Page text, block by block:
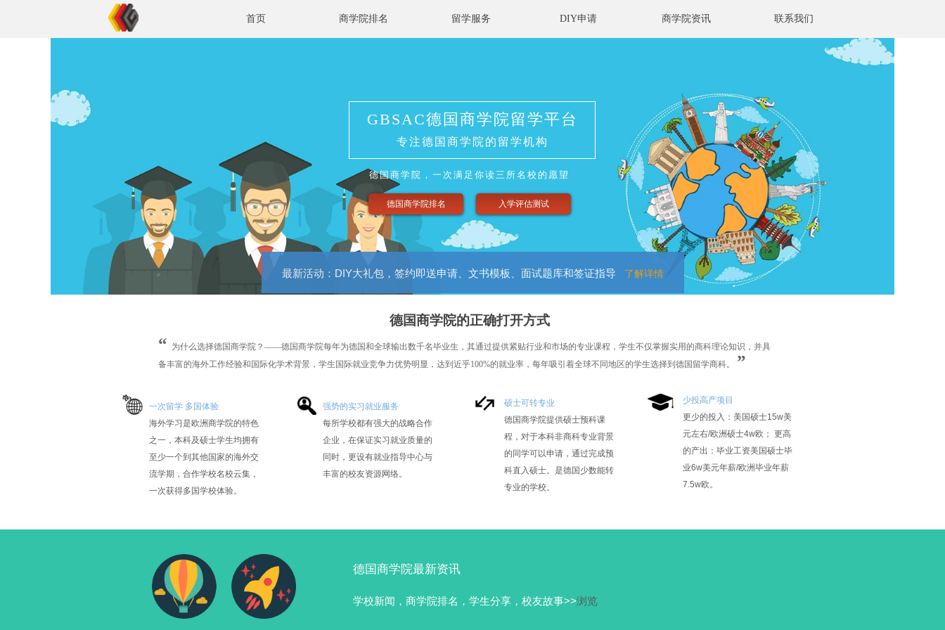
首页 商学院排名 留学服务 DIY申请 商学院资讯 联系我们
GBSAC德国商学院留学平台
专注德国商学院的留学机构
德国商学院， 一次满足你读三所名校的愿望
德国商学院排名 入学评估测试
最新活动：DIY大礼包，签约即送申请、文书模板、面试题库和签证指导 了解详情
德国商学院的正确打开方式
“ 为什么选择德国商学院？ ​——德国商学院每年为德国和全球输出数千名毕业生，其通过提供紧贴行业和市场的专业课程，学生不仅掌握实用的商科理论知识，并具
备丰富的海外工作经验和国际化学术背景，学生国际就业竞争力优势明显，达到近乎100%的就业率，每年吸引着全球不同地区的学生选择到德国留学商科。 ”
少投高产项目
更少的投入：美国硕士15w美
元左右/欧洲硕士4w欧； 更高
的产出：毕业工资美国硕士毕
业6w美元年薪/欧洲毕业年薪
7.5w欧。
硕士可转专业
德国商学院提供硕士预科课
程，对于本科非商科专业背景
的同学可以申请，通过完成预
科直入硕士。是德国少数能转
专业的学校。
强势的实习就业服务
每所学校都有强大的战略合作
企业，在保证实习就业质量的
同时，更设有就业指导中心与
丰富的校友资源网络。
一次留学 多国体验
海外学习是欧洲商学院的特色
之一，本科及硕士学生均拥有
至少一个到其他国家的海外交
流学期，合作学校名校云集，
一次获得多国学校体验。
德国商学院最新资讯
学校新闻，商学院排名，学生分享，校友故事>>​浏览